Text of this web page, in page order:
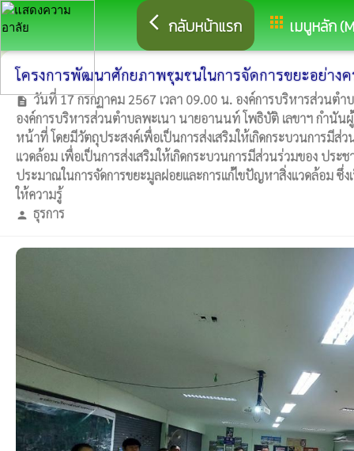
arrow_back_ios กลับหน้าแรก apps เมนูหลัก
โครงการพัฒนาศักยภาพชุมชนในการจัดการขยะอย่าง
description วันที่ 17 กรกฏาคม 2567 เวลา 09.00 น. องค์การบริหารส่วนต
องค์การบริหารส่วนตำบลพะเนา นายอานนท์ โพธิบัติ เลขาฯ กำนั
หน้าที่ โดยมีวัตถุประสงค์เพื่อเป็นการส่งเสริมให้เกิดกระบวนการมี
แวดล้อม เพื่อเป็นการส่งเสริมให้เกิดกระบวนการมีส่วนร่วมของ ปร
ประมาณในการจัดการขยะมูลฝอยและการแก้ไขปัญหาสิ่งแวดล้อม
ให้ความรู้
person ธุรการ